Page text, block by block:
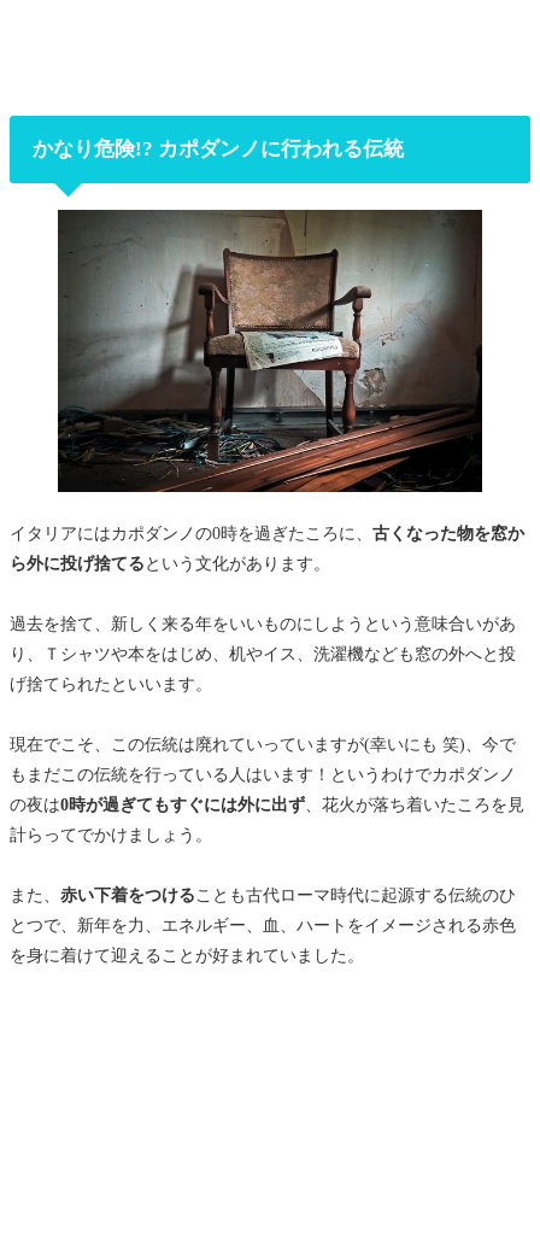
かなり危険!? カポダンノに行われる伝統
イタリアにはカポダンノの0時を過ぎたころに、 古くなった物を窓か
ら外に投げ捨てるという文化があります。
過去を捨て、新しく来る年をいいものにしようという意味合いがあ
り、Ｔシャツや本をはじめ、机やイス、洗濯機なども窓の外へと投
げ捨てられたといいます。
現在でこそ、この伝統は廃れていっていますが(幸いにも 笑)、今で
もまだこの伝統を行っている人はいます！というわけでカポダンノ
の夜は0時が過ぎてもすぐには外に出ず 、花火が落ち着いたころを見
計らってでかけましょう。
また、 赤い下着をつけることも古代ローマ時代に起源する伝統のひ
とつで、新年を力、エネルギー、血、ハートをイメージされる赤色
を身に着けて迎えることが好まれていました。